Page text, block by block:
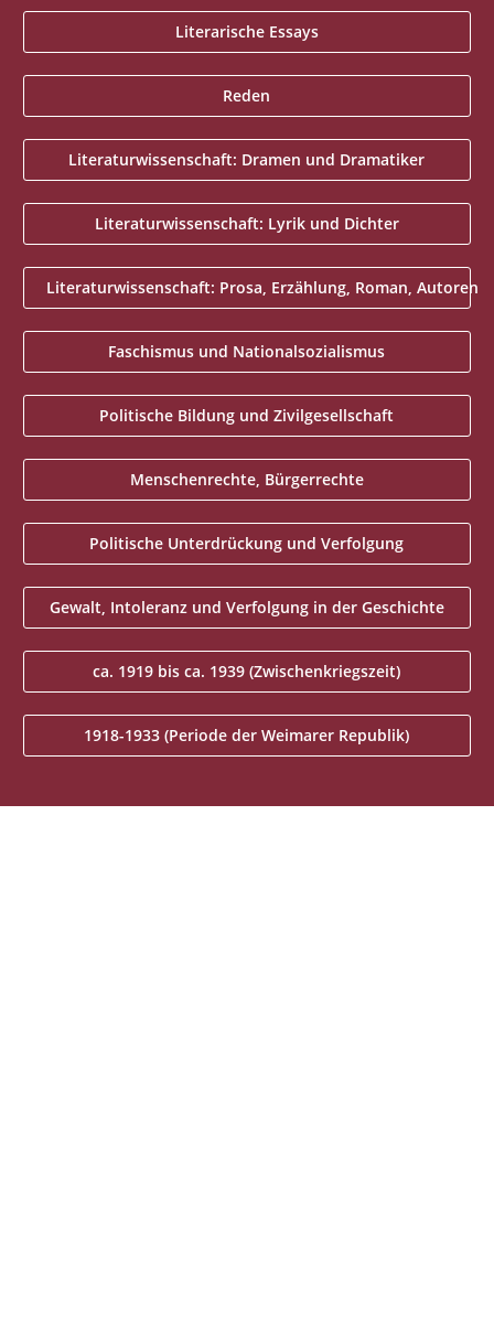
Literarische Essays
Reden
Literaturwissenschaft: Dramen und Dramatiker
Literaturwissenschaft: Lyrik und Dichter
Literaturwissenschaft: Prosa, Erzählung, Roman, Autoren
Faschismus und Nationalsozialismus
Politische Bildung und Zivilgesellschaft
Menschenrechte, Bürgerrechte
Politische Unterdrückung und Verfolgung
Gewalt, Intoleranz und Verfolgung in der Geschichte
ca. 1919 bis ca. 1939 (Zwischenkriegszeit)
1918-1933 (Periode der Weimarer Republik)